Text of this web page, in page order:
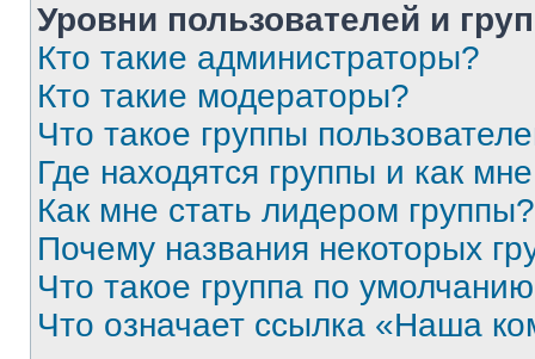
Уровни пользователей и
Кто такие администраторы?
Кто такие модераторы?
Что такое группы
Где находятся группы и как
Как мне стать лидером группы?
Почему названия некоторых
Что такое группа по
Что означает ссылка «Наша